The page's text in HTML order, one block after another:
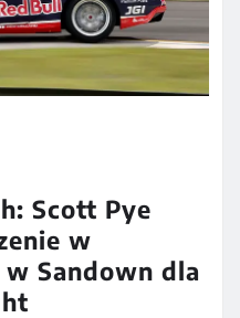
Scott Pye
w
Sandown dla